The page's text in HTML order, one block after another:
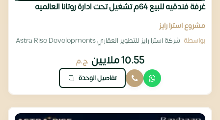
غرفة فندقيه للبيع 64م تشغيل تحت ادارة روتانا العالميه
مشروع استرا رايز
بواسطة شركة استرا رايز للتطوير العقاري Astra Rise Developments
10.55 ملايين ج.م
تفاصيل الوحدة